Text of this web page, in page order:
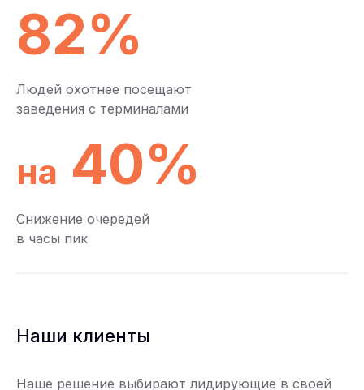
82%
Людей охотнее посещают
заведения с терминалами
на 40%
Снижение очередей
в часы пик
Наши клиенты
Наше решение выбирают лидирующие в своей